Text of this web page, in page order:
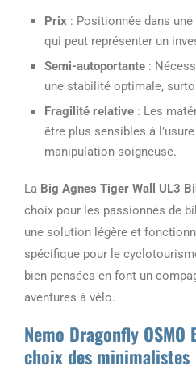
Prix : Positionnée dans
qui peut représenter un
Semi-autoportante :
une stabilité optimale,
Fragilité relative : Les
être plus sensibles à
manipulation soigneuse.
La Big Agnes Tiger Wall UL3
choix pour les passionnés de
une solution légère et
spécifique pour le
bien pensées en font un
aventures à vélo.
Nemo Dragonfly
choix des minimalistes